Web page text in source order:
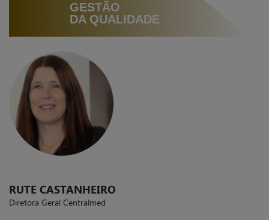
GESTÃO
DA QUALIDADE
RUTE CASTANHEIRO
Diretora Geral Centralmed